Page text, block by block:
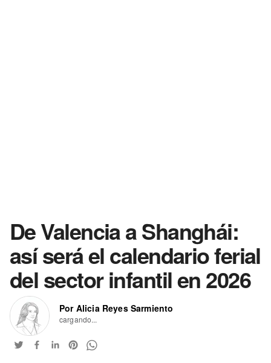
De Valencia a Shanghái:
así será el calendario ferial
del sector infantil en 2026
Por Alicia Reyes Sarmiento
cargando...